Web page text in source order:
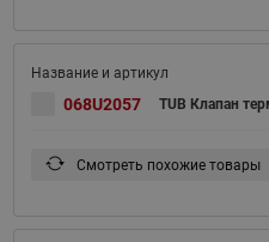
068U2057 TUB Клапан
Смотреть похожие товары